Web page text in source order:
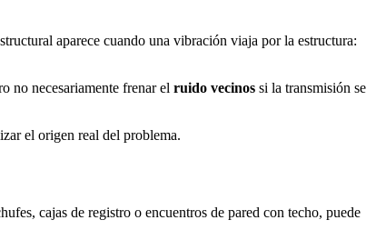
aparece cuando una vibración viaja por la estructura:
no necesariamente frenar el ruido vecinos si la transmisión se
el origen real del problema.
cajas de registro o encuentros de pared con techo, puede